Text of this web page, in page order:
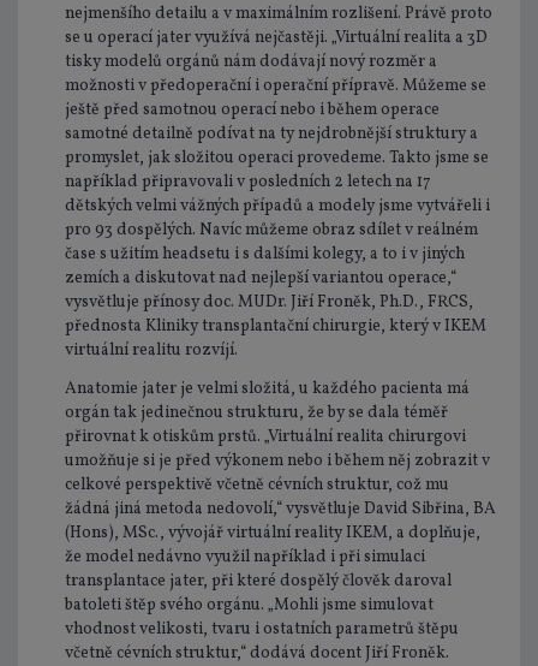
nejmenšího detailu a v maximálním rozlišení. Právě proto
se u operací jater využívá nejčastěji. „Virtuální realita a 3D
tisky modelů orgánů nám dodávají nový rozměr a
možnosti v předoperační i operační přípravě. Můžeme se
ještě před samotnou operací nebo i během operace
samotné detailně podívat na ty nejdrobnější struktury a
promyslet, jak složitou operaci provedeme. Takto jsme se
například připravovali v posledních 2 letech na 17
dětských velmi vážných případů a modely jsme vytvářeli i
pro 93 dospělých. Navíc můžeme obraz sdílet v reálném
čase s užitím headsetu i s dalšími kolegy, a to i v jiných
zemích a diskutovat nad nejlepší variantou operace,“
vysvětluje přínosy doc. MUDr. Jiří Froněk, Ph.D., FRCS,
přednosta Kliniky transplantační chirurgie, který v IKEM
virtuální realitu rozvíjí.
Anatomie jater je velmi složitá, u každého pacienta má
orgán tak jedinečnou strukturu, že by se dala téměř
přirovnat k otiskům prstů. „Virtuální realita chirurgovi
umožňuje si je před výkonem nebo i během něj zobrazit v
celkové perspektivě včetně cévních struktur, což mu
žádná jiná metoda nedovolí,“ vysvětluje David Sibřina, BA
(Hons), MSc., vývojář virtuální reality IKEM, a doplňuje,
že model nedávno využil například i při simulaci
transplantace jater, při které dospělý člověk daroval
batoleti štěp svého orgánu. „Mohli jsme simulovat
vhodnost velikosti, tvaru i ostatních parametrů štěpu
včetně cévních struktur,“ dodává docent Jiří Froněk.